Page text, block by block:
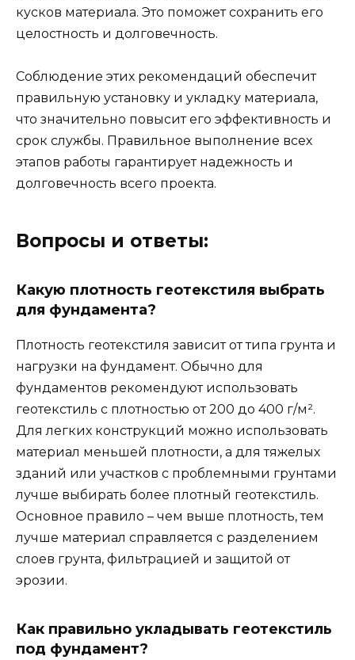
кусков материала. Это поможет сохранить его
целостность и долговечность.
Соблюдение этих рекомендаций обеспечит
правильную установку и укладку материала,
что значительно повысит его эффективность и
срок службы. Правильное выполнение всех
этапов работы гарантирует надежность и
долговечность всего проекта.
Вопросы и ответы:
Какую плотность геотекстиля выбрать
для фундамента?
Плотность геотекстиля зависит от типа грунта и
нагрузки на фундамент. Обычно для
фундаментов рекомендуют использовать
геотекстиль с плотностью от 200 до 400 г/м².
Для легких конструкций можно использовать
материал меньшей плотности, а для тяжелых
зданий или участков с проблемными грунтами
лучше выбирать более плотный геотекстиль.
Основное правило – чем выше плотность, тем
лучше материал справляется с разделением
слоев грунта, фильтрацией и защитой от
эрозии.
Как правильно укладывать геотекстиль
под фундамент?